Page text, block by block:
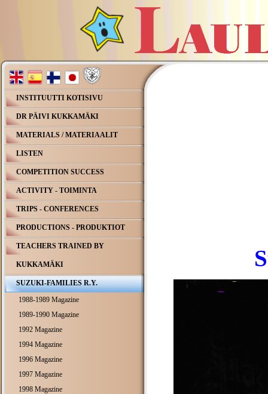
INSTITUUTTI KOTISIVU
DR PÄIVI KUKKAMÄKI
MATERIALS / MATERIAALIT
LISTEN
COMPETITION SUCCESS
ACTIVITY - TOIMINTA
TRIPS - CONFERENCES
PRODUCTIONS - PRODUKTIOT
TEACHERS TRAINED BY
KUKKAMÄKI
SUZUKI-FAMILIES R.Y.
1988-1989 Magazine
1989-1990 Magazine
1992 Magazine
1994 Magazine
1996 Magazine
1997 Magazine
1998 Magazine